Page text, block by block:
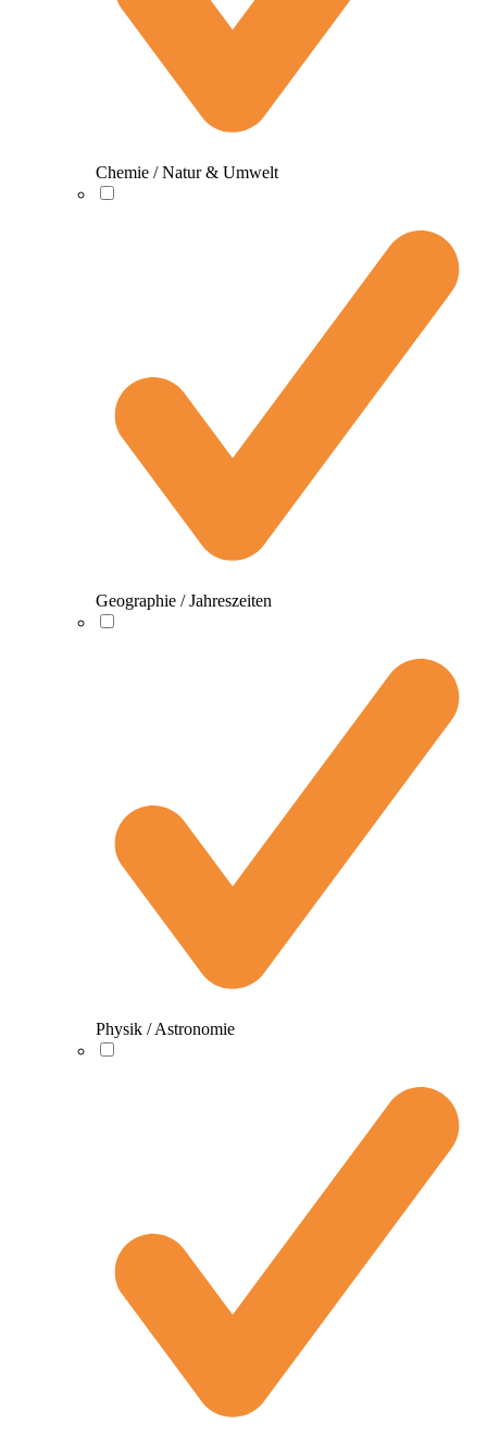
Chemie / Natur & Umwelt
Geographie / Jahreszeiten
Physik / Astronomie